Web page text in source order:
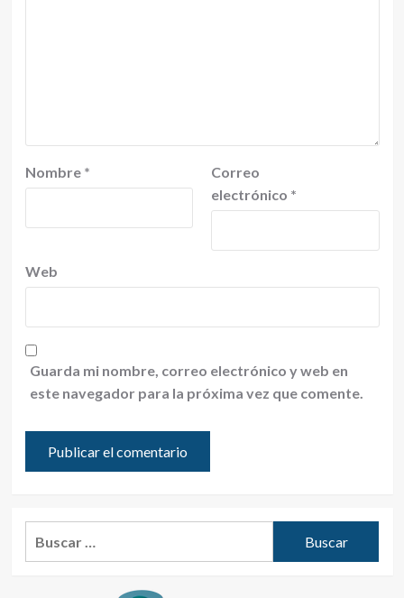
Nombre *
Correo
electrónico *
Web
Guarda mi nombre, correo electrónico y web en
este navegador para la próxima vez que comente.